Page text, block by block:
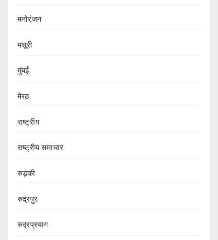
मनोरंजन
मसूरी
मुंबई
मेरठ
राष्ट्रीय
राष्ट्रीय समाचार
रुड़की
रुद्रपुर
रुद्रप्रयाग